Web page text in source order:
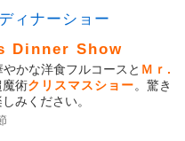
ィナーショー
Dinner Show
かな洋食フルコースと Ｍｒ.
魔術クリスマスショー。驚き
みください。